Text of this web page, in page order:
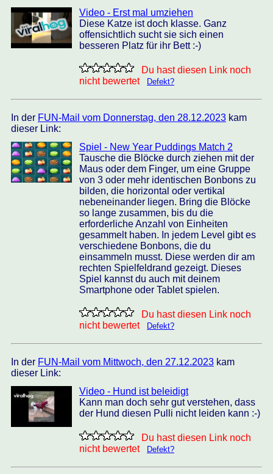
Video - Erst mal umziehen
Diese Katze ist doch klasse. Ganz
offensichtlich sucht sie sich einen
besseren Platz für ihr Bett :-)
Du hast diesen Link noch
nicht bewertet
Defekt?
In der FUN-Mail vom Donnerstag, den 28.12.2023 kam
dieser Link:
Spiel - New Year Puddings Match 2
Tausche die Blöcke durch ziehen mit der
Maus oder dem Finger, um eine Gruppe
von 3 oder mehr identischen Bonbons zu
bilden, die horizontal oder vertikal
nebeneinander liegen. Bring die Blöcke
so lange zusammen, bis du die
erforderliche Anzahl von Einheiten
gesammelt haben. In jedem Level gibt es
verschiedene Bonbons, die du
einsammeln musst. Diese werden dir am
rechten Spielfeldrand gezeigt. Dieses
Spiel kannst du auch mit deinem
Smartphone oder Tablet spielen.
Du hast diesen Link noch
nicht bewertet
Defekt?
In der FUN-Mail vom Mittwoch, den 27.12.2023 kam
dieser Link:
Video - Hund ist beleidigt
Kann man doch sehr gut verstehen, dass
der Hund diesen Pulli nicht leiden kann :-)
Du hast diesen Link noch
nicht bewertet
Defekt?